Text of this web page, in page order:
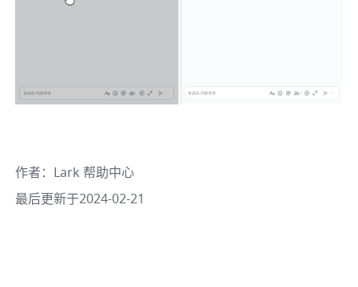
作者： Lark 帮助中心
最后更新于2024-02-21